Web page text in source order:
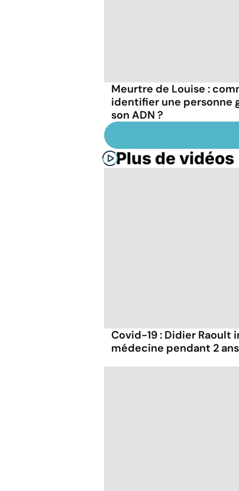
Meurtre de Louise :
identifier une personne
son ADN ?
Plus de vidéos
Covid-19 : Didier Raoult
médecine pendant 2 ans